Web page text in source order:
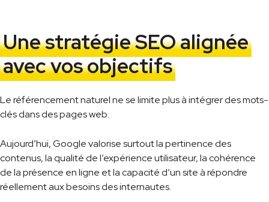
Une stratégie SEO alignée
avec vos objectifs
Le référencement naturel ne se limite plus à intégrer des mots-
clés dans des pages web.
Aujourd’hui, Google valorise surtout la pertinence des
contenus, la qualité de l’expérience utilisateur, la cohérence
de la présence en ligne et la capacité d’un site à répondre
réellement aux besoins des internautes.